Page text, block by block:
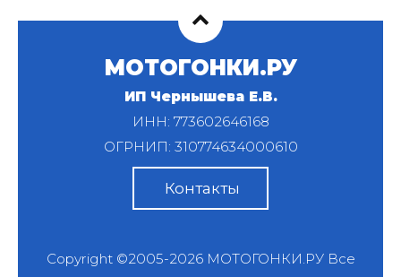
МОТОГОНКИ.РУ
ИП Чернышева Е.В.
ИНН: 773602646168
ОГРНИП: 310774634000610
Контакты
Copyright ©2005-2026 МОТОГОНКИ.РУВсе